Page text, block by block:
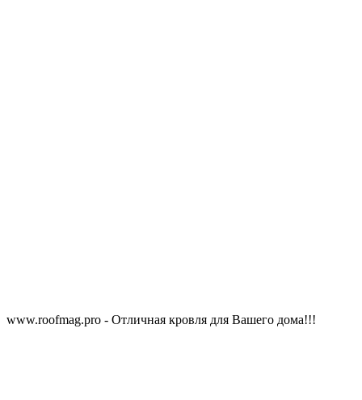
www.roofmag.pro - Отличная кровля для Вашего дома!!!